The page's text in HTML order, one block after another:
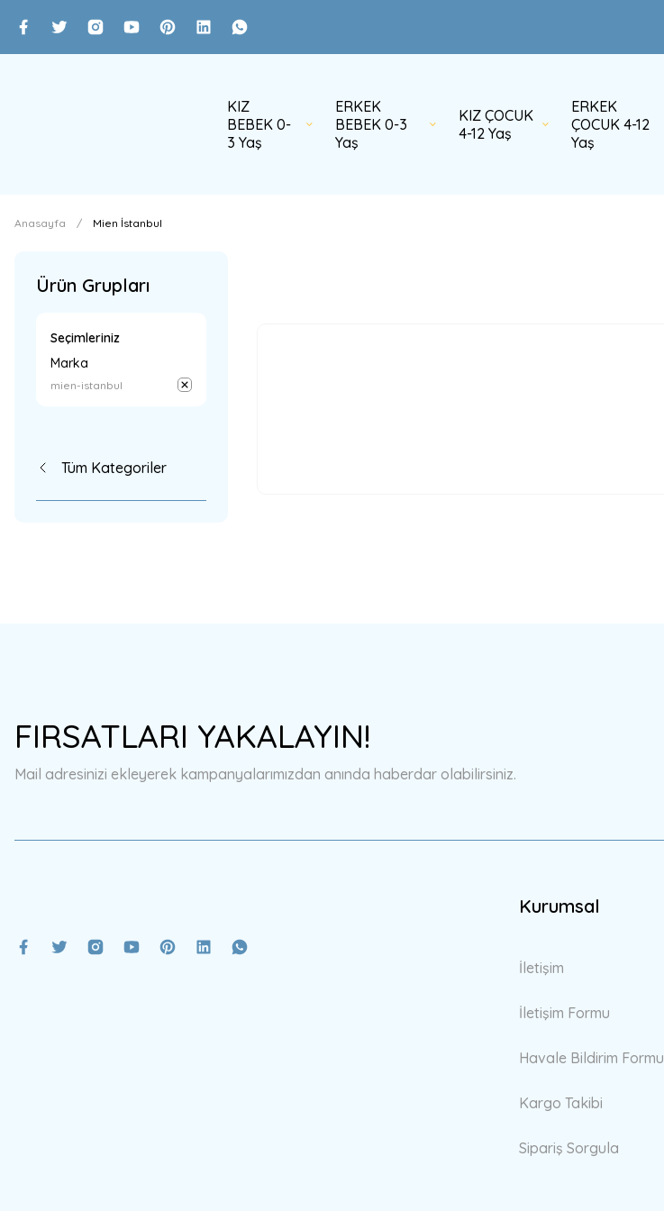
KIZ
BEBEK 0-
3 Yaş
ERKEK
BEBEK 0-3
Yaş
KIZ ÇOCUK
4-12 Yaş
ERKEK
ÇOCUK 4-12
Yaş
Anasayfa Mien İstanbul
Ürün Grupları
Seçimleriniz
Marka
mien-istanbul
Tüm Kategoriler
FIRSATLARI YAKALAYIN!
Mail adresinizi ekleyerek kampanyalarımızdan anında haberdar olabilirsiniz.
Kurumsal
İletişim
İletişim Formu
Havale Bildirim Formu
Kargo Takibi
Sipariş Sorgula